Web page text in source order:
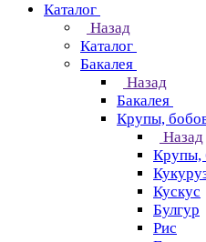
Каталог
Назад
Каталог
Бакалея
Назад
Бакалея
Крупы,
Назад
Крупы,
Кускус
Булгур
Рис